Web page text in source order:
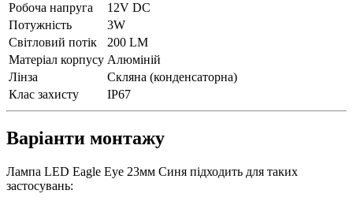
Робоча напруга
12V DC
Потужність
3W
Світловий потік
200 LM
Матеріал корпусу Алюміній
Лінза
Скляна (конденсаторна)
Клас захисту
IP67
Варіанти монтажу
Лампа LED Eagle Eye 23мм Синя підходить для таких
застосувань: